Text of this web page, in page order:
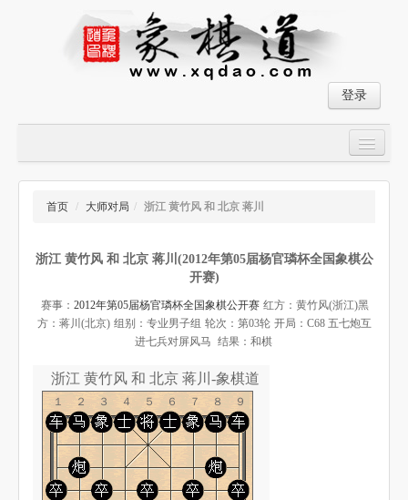
登录
大师对局
象棋棋谱
残局破解
首页 / 大师对局 / 浙江 黄竹风 和 北京 蒋川
浙江 黄竹风 和 北京 蒋川(2012年第05届杨官璘杯全国象棋公
开赛)
赛事： 2012年第05届杨官璘杯全国象棋公开赛 红方：黄竹风(浙江)黑
方：蒋川(北京) 组别：专业男子组 轮次：第03轮 开局：C68 五七炮互
进七兵对屏风马 结果：和棋
浙江 黄竹风 和 北京 蒋川-象棋道
１２３４５６７８９